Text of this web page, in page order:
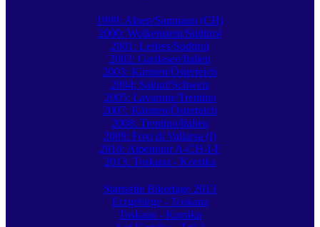
1999: Alpen/Samnaun (CH)
2000: Wolkenstein/Südtirol
2001: Leifers/Südtirol
2002: Gardasee/Italien
2003: Kärnten/Österreich
2004: Salouf/Schweiz
2005: Lavarone/Trentino
2007: Kärnten/Österreich
2008: Trentino/Italien
2009: Foxi di Vallarsa (I)
2010: Alpentour A-CH-I-F
2013: Toskana - Korsika
Startseite Bikertage 2013
Erzgebirge - Toskana
Toskana - Korsika